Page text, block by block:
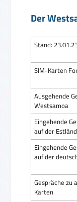
Der
Stand:
SIM-Karten
Ausgehende
Westsamoa
Eingehende
auf der
Eingehende
auf der
Gespräche zu
Karten